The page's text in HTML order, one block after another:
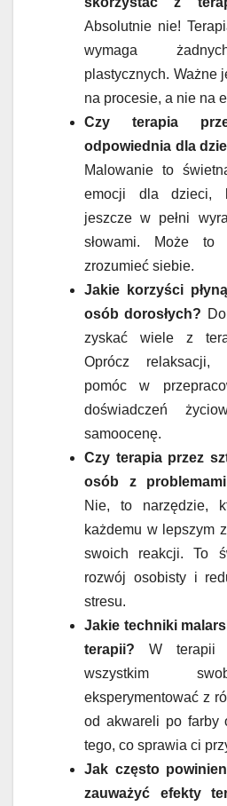
Absolutnie nie!
wymaga
plastycznych. Ważne
na procesie, a nie na
Czy terapia
odpowiednia dla
Malowanie to
emocji dla dzieci,
jeszcze w pełni
słowami. Może
zrozumieć siebie.
Jakie korzyści
osób dorosłych?
zyskać wiele z
Oprócz relaksacji,
pomóc w
doświadczeń
samoocenę.
Czy terapia przez
osób z
Nie, to narzędzie,
każdemu w lepszym
swoich reakcji. To
rozwój osobisty i
stresu.
Jakie techniki
terapii? W terapii
wszystkim
eksperymentować z
od akwareli po farby
tego, co sprawia ci
Jak często
zauważyć efekty